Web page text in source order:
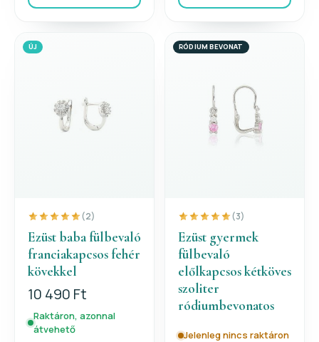
ÚJ
(2)
Ezüst baba fülbevaló
franciakapcsos fehér
kövekkel
10 490 Ft
Raktáron, azonnal
átvehető
RÓDIUM BEVONAT
(3)
Ezüst gyermek
fülbevaló
előlkapcsos kétköves
szoliter
ródiumbevonatos
Jelenleg nincs raktáron